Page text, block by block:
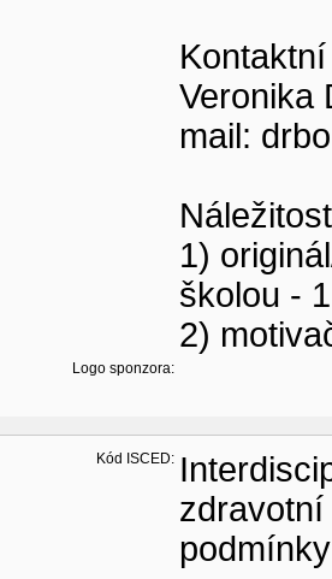
Veronika
mail:
1)
školou -
2)
Logo sponzora:
Kód ISCED: